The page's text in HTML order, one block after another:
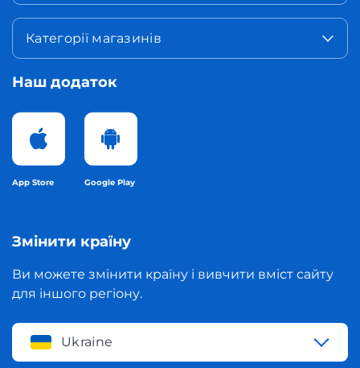
Категорії магазинів
Наш додаток
App Store Google Play
Змінити країну
Ви можете змінити країну і вивчити вміст сайту
для іншого регіону.
Ukraine